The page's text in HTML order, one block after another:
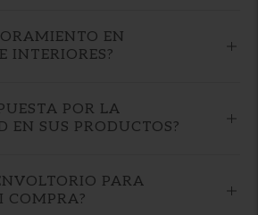
EN
INTERIORES?
POR LA
EN SUS PRODUCTOS?
PARA
COMPRA?